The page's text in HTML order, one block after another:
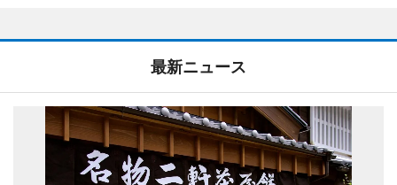
最新ニュース